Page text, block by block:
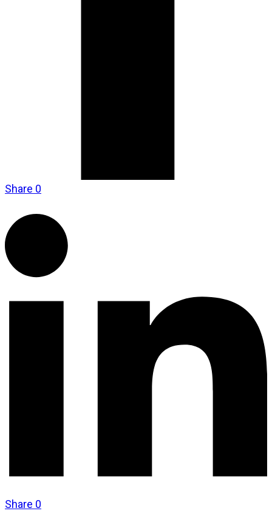
Share 0
Share 0